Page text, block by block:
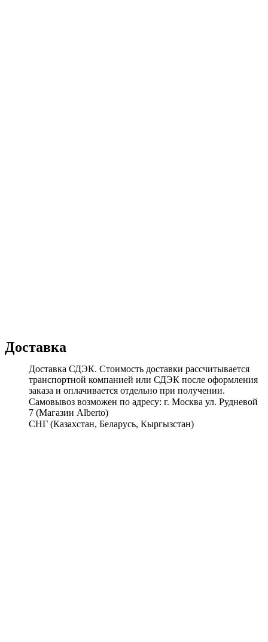
Доставка
Доставка СДЭК. Стоимость доставки рассчитывается
транспортной компанией или СДЭК после оформления
заказа и оплачивается отдельно при получении.
Самовывоз возможен по адресу: г. Москва ул. Рудневой
7 (Магазин Alberto)
СНГ (Казахстан, Беларусь, Кыргызстан)